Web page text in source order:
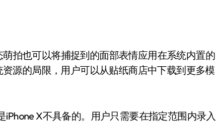
拍也可以将捕捉到的面部表情应用在系统内置的
源的局限，用户可以从贴纸商店中下载到更多模
X不具备的。用户只需要在指定范围内录入